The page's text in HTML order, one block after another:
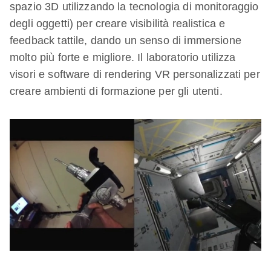
spazio 3D utilizzando la tecnologia di monitoraggio
degli oggetti) per creare visibilità realistica e
feedback tattile, dando un senso di immersione
molto più forte e migliore. Il laboratorio utilizza
visori e software di rendering VR personalizzati per
creare ambienti di formazione per gli utenti.